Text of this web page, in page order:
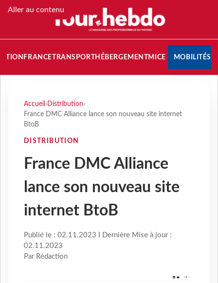
Aller au contenu
FRANCETRANSPORT HÉBERGEMENTMICE MOBILITÉS
Accueil › Distribution›
France DMC Alliance lance son nouveau site internet
BtoB
DISTRIBUTION
France DMC Alliance
lance son nouveau site
internet BtoB
Publié le : 02.11.2023 I Dernière Mise à jour :
02.11.2023
Par Rédaction